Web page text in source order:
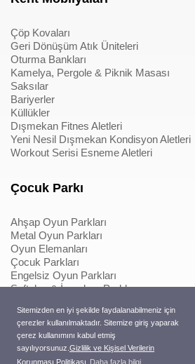
Sitemizden en iyi şekilde faydalanabilmeniz için
çerezler kullanılmaktadır. Sitemize giriş yaparak
çerez kullanımını kabul etmiş
sayılıyorsunuz. Gizlilik ve Kişisel Verilerin
Korunması Politikası Daha fazla bilgi
Çöp Kovaları
Geri Dönüşüm Atık Üniteleri
Oturma Bankları
Kamelya, Pergole & Piknik Masası
Saksılar
Bariyerler
Küllükler
Dışmekan Fitnes Aletleri
Yeni Nesil Dışmekan Kondisyon Aletleri
Workout Serisi Esneme Aletleri
Çocuk Parkı
Ahşap Oyun Parkları
Metal Oyun Parkları
Oyun Elemanları
Çocuk Parkları
Engelsiz Oyun Parkları
Softplay & İçmekan Parkları
Metal Konstrüksiyonlu İpli Tırmanmalar
Ahşap Konstrüksiyonlu İpli Tırmanmalar
Macera Serisi Ürünleri
Trambolinler